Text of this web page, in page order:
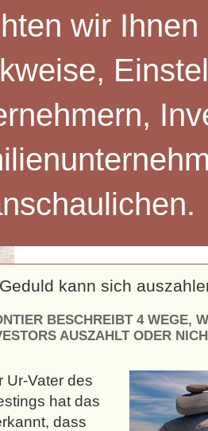
wir
kann sich
BESCHREIBT 4 WEGE,
AUSZAHLT ODER
Ur-Vater des
hat das
dass